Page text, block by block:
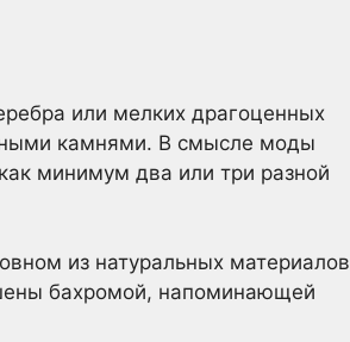
или мелких драгоценных
камнями. В смысле моды
минимум два или три разной
из натуральных материалов
бахромой, напоминающей